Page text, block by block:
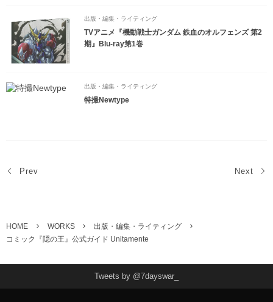
出版・編集・ライティング
TVアニメ『機動戦士ガンダム 鉄血のオルフェンズ 第2
期』Blu-ray第1巻
出版・編集・ライティング
特撮Newtype
Prev Next
HOME WORKS
出版・編集・ライティング
コミック『隠の王』公式ガイド Unitamente
Tweets by @7dayswar_